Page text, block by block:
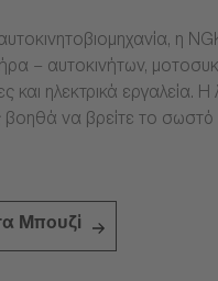
η
– αυτοκινήτων,
και ηλεκτρικά εργαλεία.
βοηθά να βρείτε το
Μπουζί